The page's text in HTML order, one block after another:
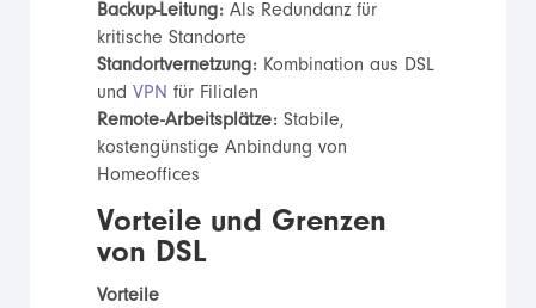
Backup-Leitung:Als Redundanz für
kritische Standorte
Standortvernetzung:Kombination aus DSL
und VPN für Filialen
Remote-Arbeitsplätze:Stabile,
kostengünstige Anbindung von
Homeoffices
Vorteile und Grenzen
von DSL
Vorteile